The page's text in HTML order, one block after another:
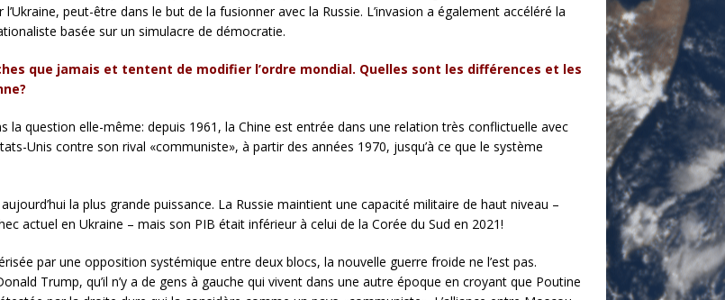
peut-être dans le but de la fusionner avec la Russie. L’invasion a également accéléré la
basée sur un simulacre de démocratie.
que jamais et tentent de modifier l’ordre mondial. Quelles sont les différences et les
la question elle-même: depuis 1961, la Chine est entrée dans une relation très conflictuelle avec
Unis contre son rival «communiste», à partir des années 1970, jusqu’à ce que le système
la plus grande puissance. La Russie maintient une capacité militaire de haut niveau –
actuel en Ukraine – mais son PIB était inférieur à celui de la Corée du Sud en 2021!
par une opposition systémique entre deux blocs, la nouvelle guerre froide ne l’est pas.
Trump, qu’il n’y a de gens à gauche qui vivent dans une autre époque en croyant que Poutine